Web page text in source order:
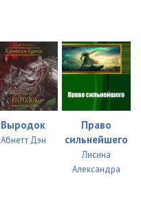
Выродок
Абнетт Дэн
Право
сильнейшего
Лисина
Александра